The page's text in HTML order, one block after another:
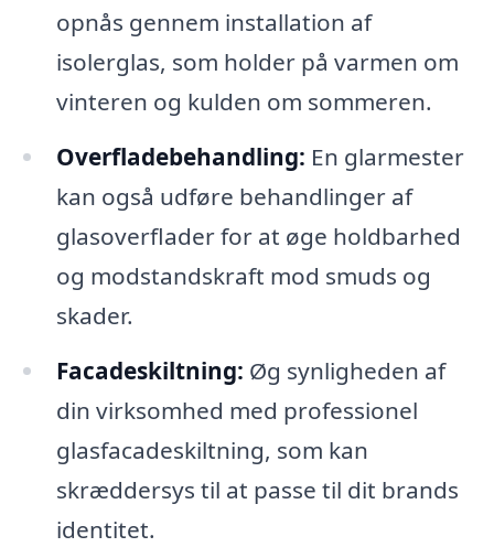
opnås gennem installation af
isolerglas, som holder på varmen om
vinteren og kulden om sommeren.
Overfladebehandling: En glarmester
kan også udføre behandlinger af
glasoverflader for at øge holdbarhed
og modstandskraft mod smuds og
skader.
Facadeskiltning: Øg synligheden af
din virksomhed med professionel
glasfacadeskiltning, som kan
skræddersys til at passe til dit brands
identitet.